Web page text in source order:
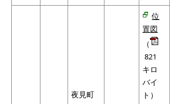
夜見町
位
置図
（
821
キロ
バイ
ト）